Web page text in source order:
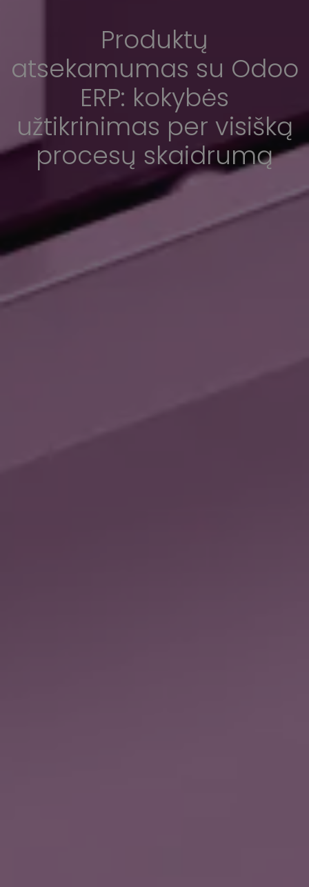
Produktų
atsekamumas su Odoo
ERP: kokybės
užtikrinimas per visišką
procesų skaidrumą